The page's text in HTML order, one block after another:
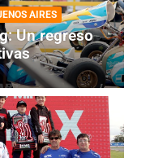
AIRES
Un regreso